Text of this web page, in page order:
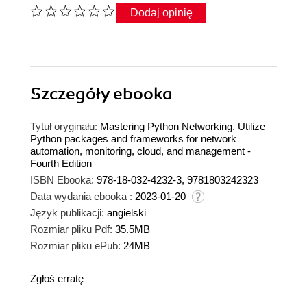
Dodaj opinię
Szczegółyebooka
Tytuł oryginału: Mastering Python Networking. Utilize
Python packages and frameworks for network
automation, monitoring, cloud, and management -
Fourth Edition
ISBN Ebooka: 978-18-032-4232-3, 9781803242323
Data wydania ebooka : 2023-01-20
Język publikacji: angielski
Rozmiar pliku Pdf: 35.5MB
Rozmiar pliku ePub: 24MB
Zgłoś erratę